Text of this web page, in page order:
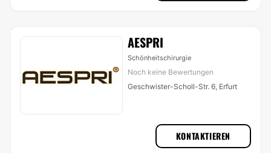
AESPRI
Schönheitschirurgie
Noch keine Bewertungen
Geschwister-Scholl-Str. 6, Erfurt
KONTAKTIEREN